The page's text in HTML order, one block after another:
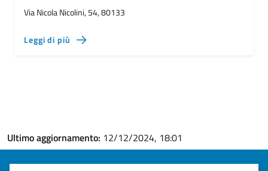
Via Nicola Nicolini, 54, 80133
Leggi di più
Ultimo aggiornamento: 12/12/2024, 18:01